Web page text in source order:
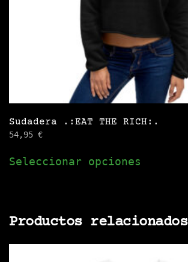
Sudadera .:EAT THE RICH:.
54,95 €
Seleccionar opciones
Productos relacionados